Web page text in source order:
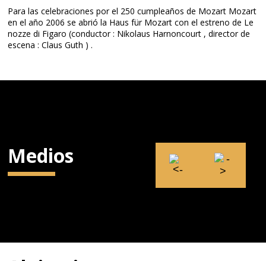
Para las celebraciones por el 250 cumpleaños de Mozart Mozart
en el año 2006 se abrió la Haus für Mozart con el estreno de Le
nozze di Figaro (conductor : Nikolaus Harnoncourt , director de
escena : Claus Guth ) .
Medios